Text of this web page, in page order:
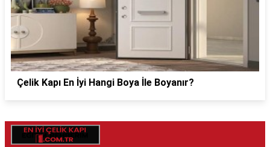
Çelik Kapı En İyi Hangi Boya İle Boyanır?